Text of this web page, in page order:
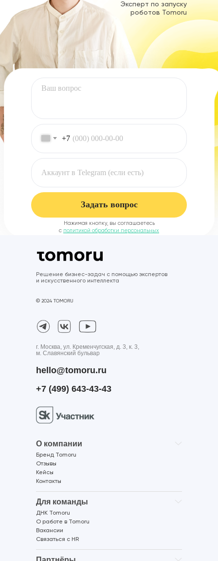
Нажимая кнопку, вы соглашаетесь
с политикой обработки персональных
+7
Задать вопрос
Эксперт по запуску
роботов Tomoru
© 2024 TOMORU
Решение бизнес-задач с помощью экспертов
и искусственного интеллекта
г. Москва, ул. Кременчугская, д. 3, к. 3,
м. Славянский бульвар
hello@tomoru.ru
+7 (499) 643-43-43
О компании
Бренд Tomoru
Контакты
Отзывы
Кейсы
Для команды
ДНК Tomoru
О работе в Tomoru
Вакансии
Связаться с HR